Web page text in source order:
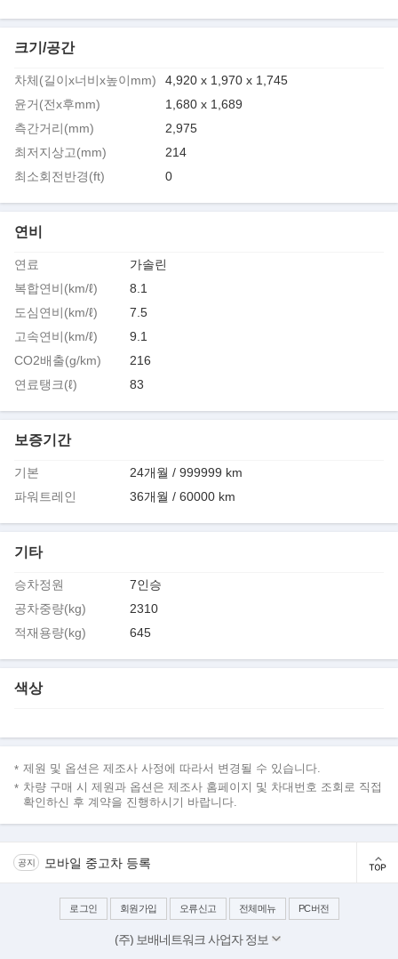
크기/공간
차체(길이x너비x높이mm)
4,920 x 1,970 x 1,745
윤거(전x후mm)
1,680 x 1,689
측간거리(mm)
2,975
최저지상고(mm)
214
최소회전반경(ft)
0
연비
연료
가솔린
복합연비(km/ℓ)
8.1
도심연비(km/ℓ)
7.5
고속연비(km/ℓ)
9.1
CO2배출(g/km)
216
연료탱크(ℓ)
83
보증기간
기본
24개월 / 999999 km
파워트레인
36개월 / 60000 km
기타
승차정원
7인승
공차중량(kg)
2310
적재용량(kg)
645
색상
제원 및 옵션은 제조사 사정에 따라서 변경될 수 있습니다.
차량 구매 시 제원과 옵션은 제조사 홈페이지 및 차대번호 조회로 직접
확인하신 후 계약을 진행하시기 바랍니다.
공지 모바일 중고차 등록
로그인 회원가입 오류신고 전체메뉴 PC버전
(주) 보배네트워크 사업자 정보